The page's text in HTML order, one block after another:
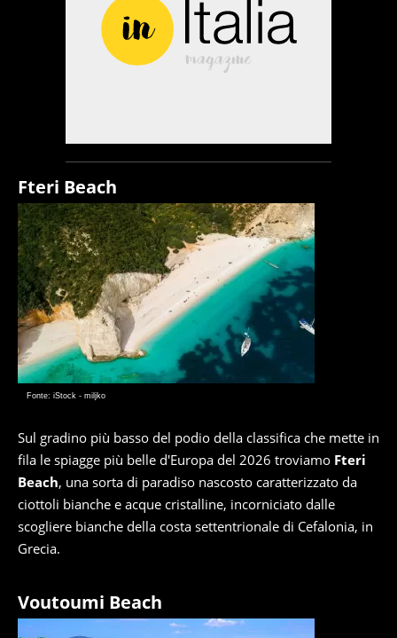
Fteri Beach
Fonte: iStock - miljko
Sul gradino più basso del podio della classifica che mette in
fila le spiagge più belle d'Europa del 2026 troviamo Fteri
Beach, una sorta di paradiso nascosto caratterizzato da
ciottoli bianche e acque cristalline, incorniciato dalle
scogliere bianche della costa settentrionale di Cefalonia, in
Grecia.
Voutoumi Beach